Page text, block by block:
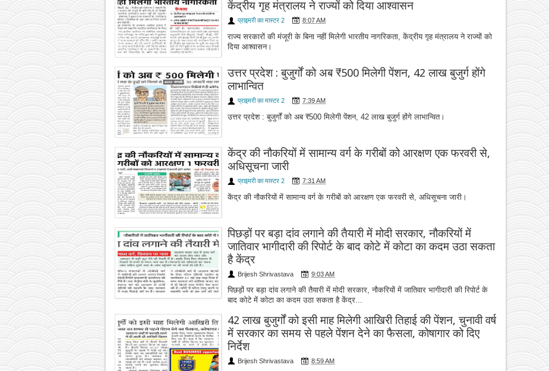
केंद्रीय गृह मंत्रालय ने राज्यों को दिया आश्वासन
प्राइमरी का मास्टर 2 8:07 AM
राज्य सरकारों की मंजूरी के बिना नहीं मिलेगी भारतीय नागरिकता, केंद्रीय गृह मंत्रालय ने राज्यों को
दिया आश्वासन।
उत्तर प्रदेश : बुजुर्गों को अब ₹500 मिलेगी पेंशन, 42 लाख बुजुर्ग होंगे
लाभान्वित
प्राइमरी का मास्टर 2 7:39 AM
उत्तर प्रदेश : बुजुर्गों को अब ₹500 मिलेगी पेंशन, 42 लाख बुजुर्ग होंगे लाभान्वित।
केंद्र की नौकरियों में सामान्य वर्ग के गरीबों को आरक्षण एक फरवरी से,
अधिसूचना जारी
प्राइमरी का मास्टर 2 7:31 AM
केंद्र की नौकरियों में सामान्य वर्ग के गरीबों को आरक्षण एक फरवरी से, अधिसूचना जारी।
पिछड़ों पर बड़ा दांव लगाने की तैयारी में मोदी सरकार, नौकरियों में
जातिवार भागीदारी की रिपोर्ट के बाद कोटे में कोटा का कदम उठा सकता
है केंद्र
Brijesh Shrivastava 9:03 AM
पिछड़ों पर बड़ा दांव लगाने की तैयारी में मोदी सरकार, नौकरियों में जातिवार भागीदारी की रिपोर्ट के
बाद कोटे में कोटा का कदम उठा सकता है केंद्र...
42 लाख बुजुर्गों को इसी माह मिलेगी आखिरी तिहाई की पेंशन, चुनावी वर्ष
में सरकार का समय से पहले पेंशन देने का फैसला, कोषागार को दिए
निर्देश
Brijesh Shrivastava 8:59 AM